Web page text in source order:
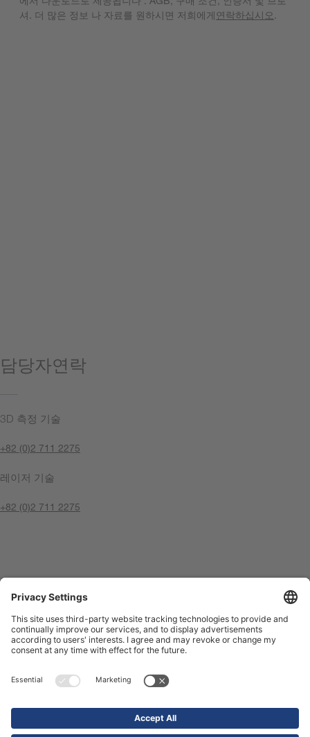
셔. 더 많은 정보 나 자료를 원하시면 저희에게연락하십시오
담당자연락
3D 측정 기술
+82 (0)2 711 2275
레이저 기술
+82 (0)2 711 2275
날인
이용 약관